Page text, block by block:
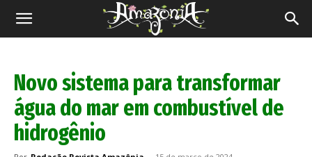
Revista
Novo sistema para transformar
água do mar em combustível de
hidrogênio